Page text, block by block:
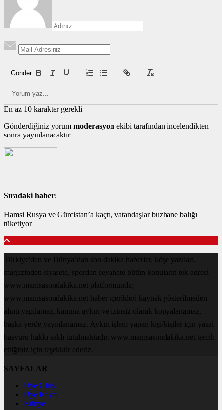
Gönder
En az 10 karakter gerekli
Gönderdiğiniz yorum moderasyon ekibi tarafından incelendikten
sonra yayınlanacaktır.
Sıradaki haber:
Hamsi Rusya ve Gürcistan’a kaçtı, vatandaşlar buzhane balığı
tüketiyor
Türkiye'den ve Dünya’dan son dakika haberler, köşe yazıları,
magazinden siyasete, spordan seyahate bütün konuların tek adresi
www.manisasondakika.net platformunda;
www.manisasondakika.net haber içerikleri kaynak gösterilmeden
alıntı yapılamaz, kanuna aykırı ve izinsiz olarak kopyalanamaz,
başka yerde yayınlanamaz. Aykırı işlem yapan kişi/kişiler için yasal
başvuru hakkı saklı tutulmaktadır. www.manisasondakika.net tercih
ettiğiniz için teşekkür ederiz.
SAYFALAR
Üye Girişi
Üye Kaydı
Künye